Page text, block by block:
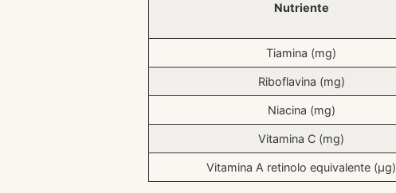
Nutriente
Tiamina (mg)
Riboflavina (mg)
Niacina (mg)
Vitamina C (mg)
Vitamina A retinolo equivalente (μg)